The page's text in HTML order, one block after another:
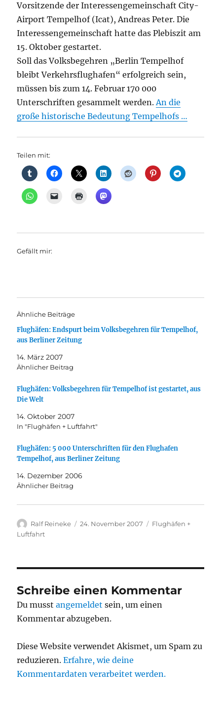
Vorsitzende der Interessengemeinschaft City-
Airport Tempelhof (Icat), Andreas Peter. Die
Interessengemeinschaft hatte das Plebiszit am
15. Oktober gestartet.
Soll das Volksbegehren „Berlin Tempelhof
bleibt Verkehrsflughafen“ erfolgreich sein,
müssen bis zum 14. Februar 170 000
Unterschriften gesammelt werden.An die
große historische Bedeutung Tempelhofs …
Teilen mit:
Gefällt mir:
Ähnliche Beiträge
Flughäfen: Endspurt beim Volksbegehren für Tempelhof,
aus Berliner Zeitung
14. März 2007
Ähnlicher Beitrag
Flughäfen: Volksbegehren für Tempelhof ist gestartet, aus
Die Welt
14. Oktober 2007
In "Flughäfen + Luftfahrt"
Flughäfen: 5 000 Unterschriften für den Flughafen
Tempelhof, aus Berliner Zeitung
14. Dezember 2006
Ähnlicher Beitrag
Autor
Ralf Reineke
Veröffentlicht
24. November 2007 Kategorien
Flughäfen +
Luftfahrt
Schreibe einen Kommentar
Du musstangemeldet sein, um einen
Kommentar abzugeben.
Diese Website verwendet Akismet, um Spam zu
reduzieren.Erfahre, wie deine
Kommentardaten verarbeitet werden.